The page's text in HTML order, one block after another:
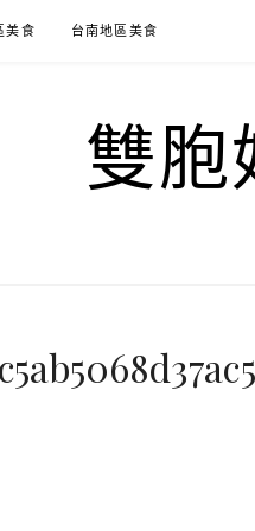
美食 台南地區美食
雙